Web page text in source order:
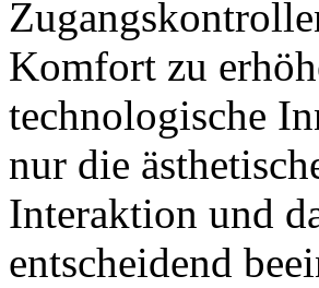
Komfort zu
technologische
nur die
Interaktion und
entscheidend